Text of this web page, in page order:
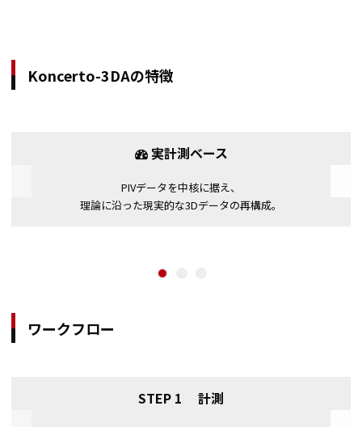
Koncerto-3DAの特徴
実計測ベース
PIVデータを中核に据え、
理論に沿った現実的な3Dデータの再構成。
ワークフロー
STEP 1 計測